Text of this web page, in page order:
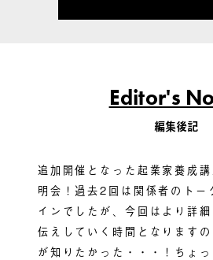
Editor's
編集後記
追加開催となった起業家養成
明会！過去2回は関係者のトー
インでしたが、今回はより詳
伝えしていく時間となります
が知りたかった・・・！ちょ